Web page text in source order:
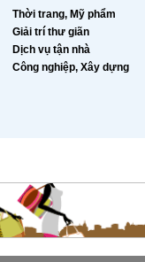
Thời trang, Mỹ phẩm
Giải trí thư giãn
Dịch vụ tận nhà
Công nghiệp, Xây dựng